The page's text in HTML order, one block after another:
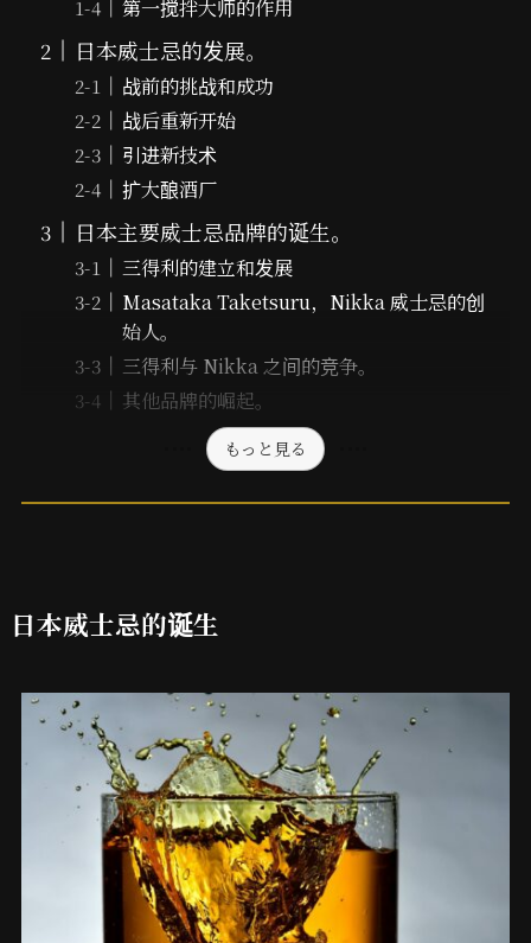
第一搅拌大师的作用
日本威士忌的发展。
战前的挑战和成功
战后重新开始
引进新技术
扩大酿酒厂
日本主要威士忌品牌的诞生。
三得利的建立和发展
Masataka Taketsuru，Nikka 威士忌的创
始人。
三得利与 Nikka 之间的竞争。
其他品牌的崛起。
もっと見る
日本威士忌的诞生